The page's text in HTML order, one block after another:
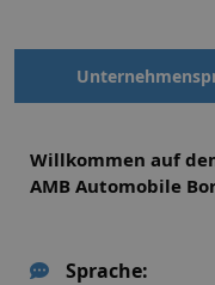
Willkommen auf
AMB Automobile
Sprache: